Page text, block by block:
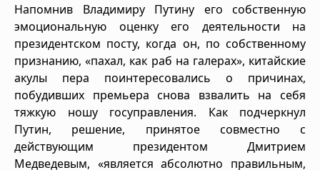
Напомнив Владимиру Путину его собственную
эмоциональную оценку его деятельности на
президентском посту, когда он, по собственному
признанию, «пахал, как раб на галерах», китайские
акулы пера поинтересовались о причинах,
побудивших премьера снова взвалить на себя
тяжкую ношу госуправления. Как подчеркнул
Путин, решение, принятое совместно с
действующим президентом Дмитрием
Медведевым, «является абсолютно правильным,